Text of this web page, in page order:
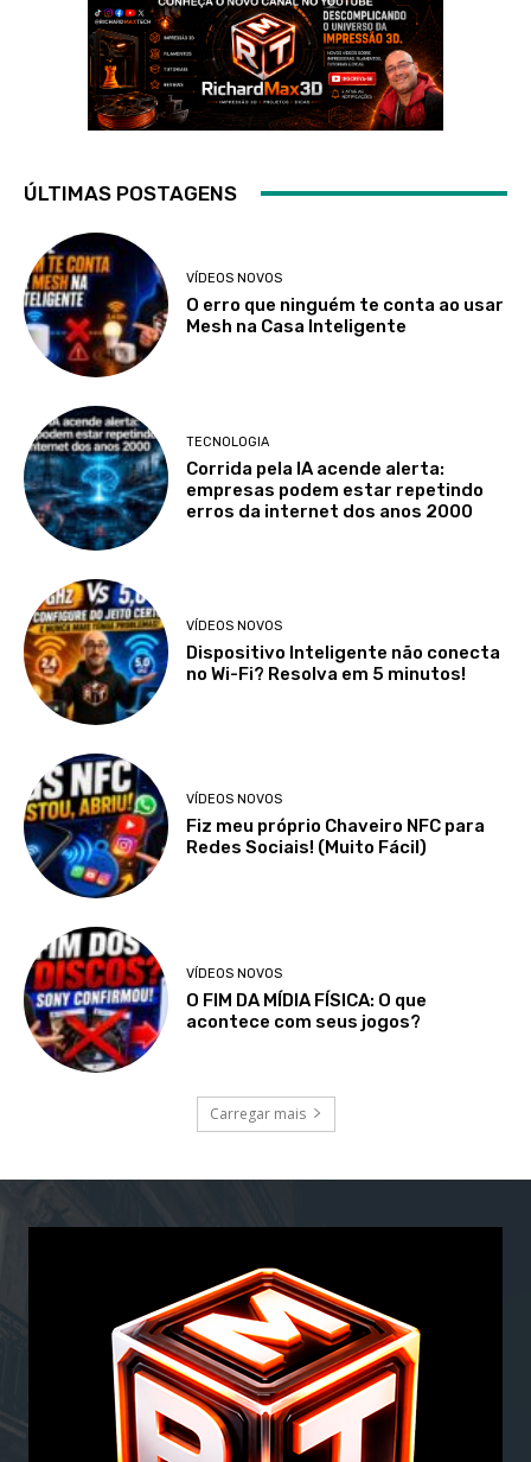
ÚLTIMAS POSTAGENS
VÍDEOS NOVOS
O erro que ninguém te conta ao usar
Mesh na Casa Inteligente
TECNOLOGIA
Corrida pela IA acende alerta:
empresas podem estar repetindo
erros da internet dos anos 2000
VÍDEOS NOVOS
Dispositivo Inteligente não conecta
no Wi-Fi? Resolva em 5 minutos!
VÍDEOS NOVOS
Fiz meu próprio Chaveiro NFC para
Redes Sociais! (Muito Fácil)
VÍDEOS NOVOS
O FIM DA MÍDIA FÍSICA: O que
acontece com seus jogos?
Carregar mais